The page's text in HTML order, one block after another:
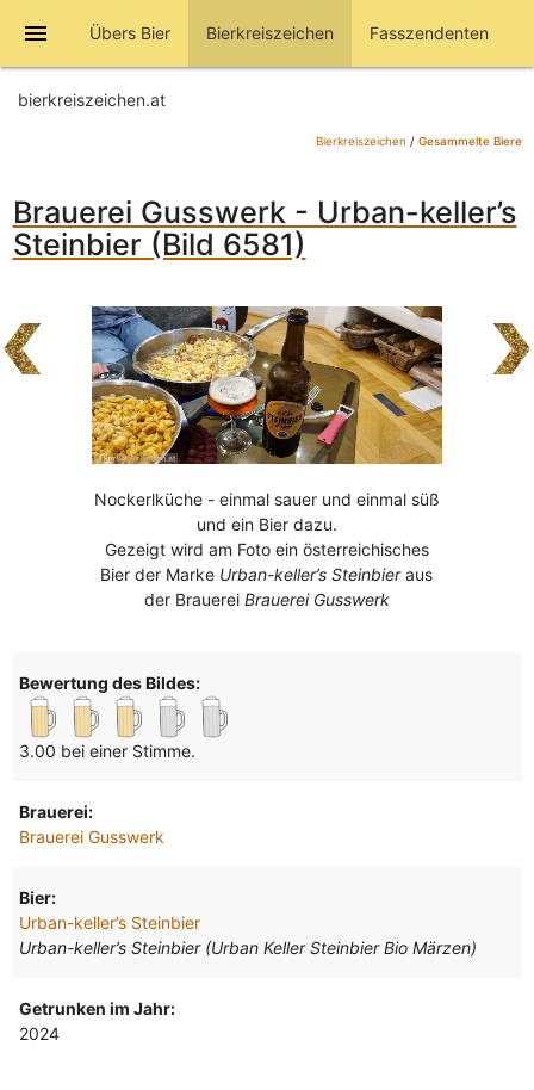
menu Übers Bier Bierkreiszeichen Fasszendenten
bierkreiszeichen.at
Bierkreiszeichen / Gesammelte Biere
Brauerei Gusswerk - Urban-keller’s
Steinbier (Bild 6581)
Nockerlküche - einmal sauer und einmal süß
und ein Bier dazu.
Gezeigt wird am Foto ein österreichisches
Bier der Marke Urban-keller’s Steinbieraus
der Brauerei Brauerei Gusswerk
Bewertung des Bildes:
3.00 bei einer Stimme.
Brauerei:
Brauerei Gusswerk
Bier:
Urban-keller’s Steinbier
Urban-keller’s Steinbier (Urban Keller Steinbier Bio Märzen)
Getrunken im Jahr:
2024